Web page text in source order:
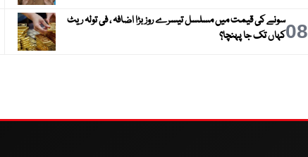
08سونے کی قیمت میں مسلسل تیسرے روز بڑا اضافہ ، فی تولہ ریٹ
کہاں تک جا پہنچا؟